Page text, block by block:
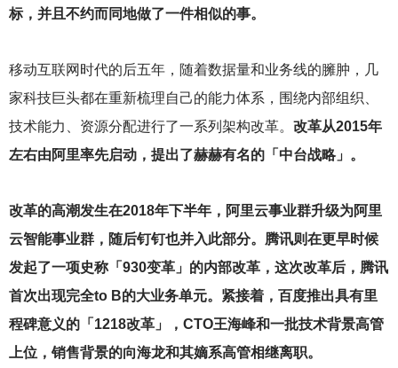
标，并且不约而同地做了一件相似的事。
移动互联网时代的后五年，随着数据量和业务线的臃肿，几
家科技巨头都在重新梳理自己的能力体系，围绕内部组织、
技术能力、资源分配进行了一系列架构改革。 改革从2015年
左右由阿里率先启动，提出了赫赫有名的「中台战略」。
改革的高潮发生在2018年下半年，阿里云事业群升级为阿里
云智能事业群，随后钉钉也并入此部分。腾讯则在更早时候
发起了一项史称「930变革」的内部改革，这次改革后，腾讯
首次出现完全to B的大业务单元。紧接着，百度推出具有里
程碑意义的「1218改革」，CTO王海峰和一批技术背景高管
上位，销售背景的向海龙和其嫡系高管相继离职。